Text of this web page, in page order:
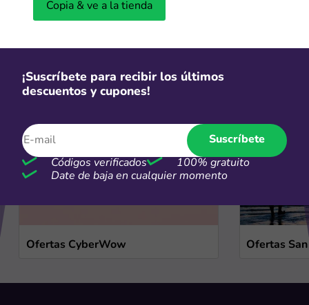
Ver más
Ofertas CyberWow Ofertas
Copia & ve a la tienda
¡Suscríbete para recibir los últimos
descuentos y cupones!
Suscríbete
Códigos verificados
100% gratuito
Date de baja en cualquier momento